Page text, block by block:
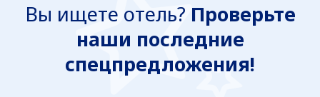
Вы ищете отель? Проверьте
наши последние
спецпредложения!